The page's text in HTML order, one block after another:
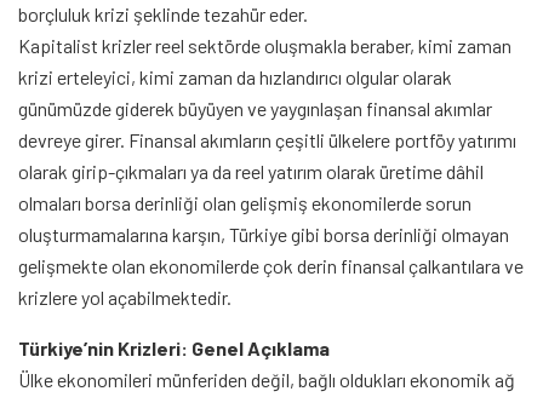
borçluluk krizi şeklinde tezahür eder.
Kapitalist krizler reel sektörde oluşmakla beraber, kimi zaman
krizi erteleyici, kimi zaman da hızlandırıcı olgular olarak
günümüzde giderek büyüyen ve yaygınlaşan finansal akımlar
devreye girer. Finansal akımların çeşitli ülkelere portföy yatırımı
olarak girip-çıkmaları ya da reel yatırım olarak üretime dâhil
olmaları borsa derinliği olan gelişmiş ekonomilerde sorun
oluşturmamalarına karşın, Türkiye gibi borsa derinliği olmayan
gelişmekte olan ekonomilerde çok derin finansal çalkantılara ve
krizlere yol açabilmektedir.
Türkiye’nin Krizleri: Genel Açıklama
Ülke ekonomileri münferiden değil, bağlı oldukları ekonomik ağ